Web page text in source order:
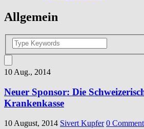
Allgemein
10 Aug., 2014
Neuer Sponsor: Die
Krankenkasse
10 August, 2014 Sivert Kupfer 0